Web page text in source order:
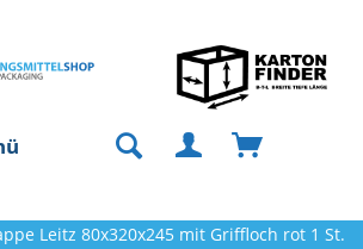
Leitz 80x320x245 mit Griffloch rot 1 St.